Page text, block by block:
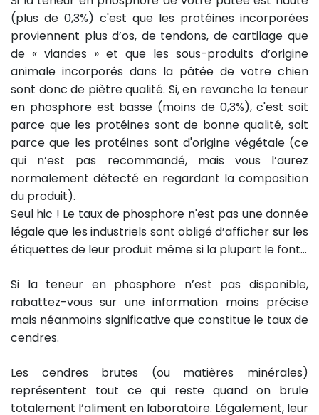
(plus de 0,3%) c'est que les protéines incorporées
proviennent plus d’os, de tendons, de cartilage que
de « viandes » et que les sous-produits d’origine
animale incorporés dans la pâtée de votre chien
sont donc de piètre qualité. Si, en revanche la teneur
en phosphore est basse (moins de 0,3%), c'est soit
parce que les protéines sont de bonne qualité, soit
parce que les protéines sont d'origine végétale (ce
qui n’est pas recommandé, mais vous l’aurez
normalement détecté en regardant la composition
du produit).
Seul hic ! Le taux de phosphore n'est pas une donnée
légale que les industriels sont obligé d’afficher sur les
étiquettes de leur produit même si la plupart le font…
Si la teneur en phosphore n’est pas disponible,
rabattez-vous sur une information moins précise
mais néanmoins significative que constitue le taux de
cendres.
Les cendres brutes (ou matières minérales)
représentent tout ce qui reste quand on brule
totalement l’aliment en laboratoire. Légalement, leur